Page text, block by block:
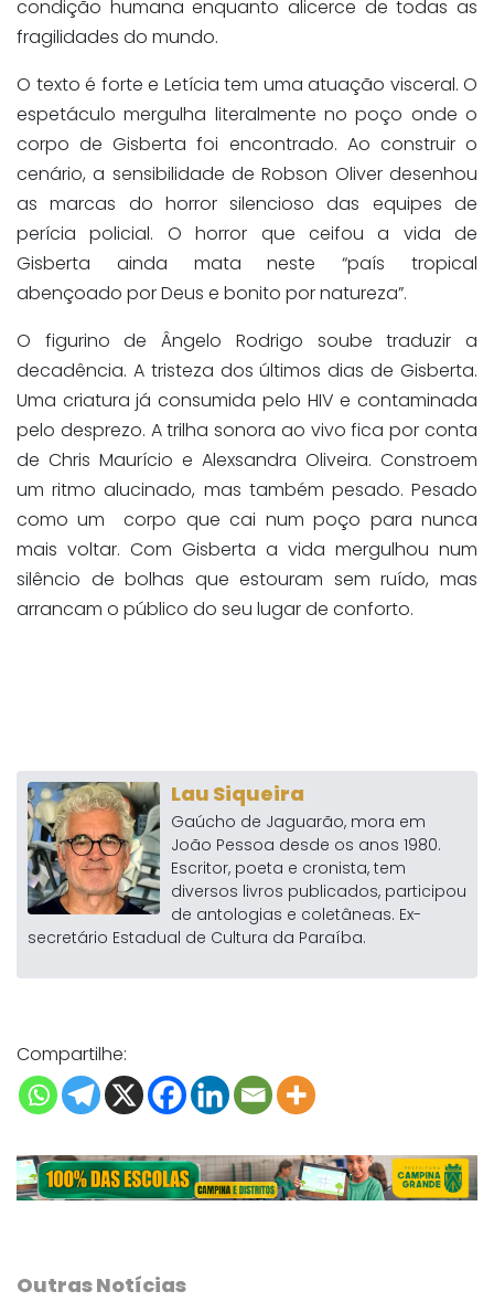
condição humana enquanto alicerce de todas as
fragilidades do mundo.
O texto é forte e Letícia tem uma atuação visceral. O
espetáculo mergulha literalmente no poço onde o
corpo de Gisberta foi encontrado. Ao construir o
cenário, a sensibilidade de Robson Oliver desenhou
as marcas do horror silencioso das equipes de
perícia policial. O horror que ceifou a vida de
Gisberta ainda mata neste “país tropical
abençoado por Deus e bonito por natureza”.
O figurino de Ângelo Rodrigo soube traduzir a
decadência. A tristeza dos últimos dias de Gisberta.
Uma criatura já consumida pelo HIV e contaminada
pelo desprezo. A trilha sonora ao vivo fica por conta
de Chris Maurício e Alexsandra Oliveira. Constroem
um ritmo alucinado, mas também pesado. Pesado
como um corpo que cai num poço para nunca
mais voltar. Com Gisberta a vida mergulhou num
silêncio de bolhas que estouram sem ruído, mas
arrancam o público do seu lugar de conforto.
Lau Siqueira
Gaúcho de Jaguarão, mora em
João Pessoa desde os anos 1980.
Escritor, poeta e cronista, tem
diversos livros publicados, participou
de antologias e coletâneas. Ex-
secretário Estadual de Cultura da Paraíba.
Compartilhe:
Outras Notícias